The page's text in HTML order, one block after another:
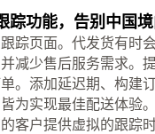
功能，告别中国
踪页面。代发货有时
减少售后服务需求。
。添加延迟期、构建
为实现最佳配送体验。
客户提供虚拟的跟踪时